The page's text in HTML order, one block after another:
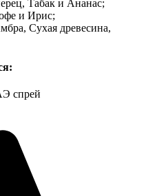
Табак и Ананас;
и Ирис;
Сухая древесина,